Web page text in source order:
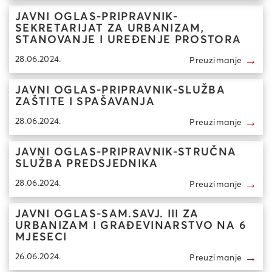
JAVNI OGLAS-PRIPRAVNIK-
SEKRETARIJAT ZA URBANIZAM,
STANOVANJE I UREĐENJE PROSTORA
28.06.2024. Preuzimanje →
JAVNI OGLAS-PRIPRAVNIK-SLUŽBA
ZAŠTITE I SPAŠAVANJA
28.06.2024. Preuzimanje →
JAVNI OGLAS-PRIPRAVNIK-STRUČNA
SLUŽBA PREDSJEDNIKA
28.06.2024. Preuzimanje →
JAVNI OGLAS-SAM.SAVJ. III ZA
URBANIZAM I GRAĐEVINARSTVO NA 6
MJESECI
26.06.2024. Preuzimanje →